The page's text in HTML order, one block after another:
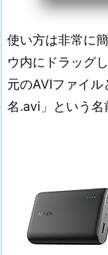
使い方は非常に
ウ内にドラッグ
元のAVIファイ
名.avi」という名